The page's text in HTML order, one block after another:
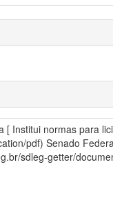
[ Institui normas para
pdf) Senado
sdleg-getter/